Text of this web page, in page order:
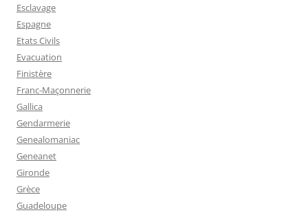
Esclavage
Espagne
Etats Civils
Evacuation
Finistère
Franc-Maçonnerie
Gallica
Gendarmerie
Genealomaniac
Geneanet
Gironde
Grèce
Guadeloupe